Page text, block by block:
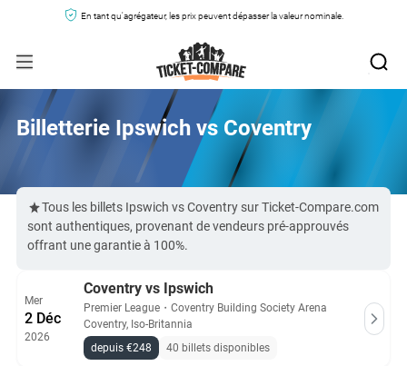
En tant qu'agrégateur, les prix peuvent dépasser la valeur nominale.
Billetterie Ipswich vs Coventry
Tous les billets Ipswich vs Coventry sur Ticket-Compare.com
sont authentiques, provenant de vendeurs pré-approuvés
offrant une garantie à 100%.
Mer
2 Déc
2026
Coventry vs Ipswich
Premier League ・ Coventry Building Society Arena
Coventry, Iso-Britannia
depuis €248
40 billets disponibles